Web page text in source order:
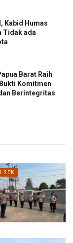
Kabid Humas
Tidak ada
Barat Raih
Komitmen
Berintegritas